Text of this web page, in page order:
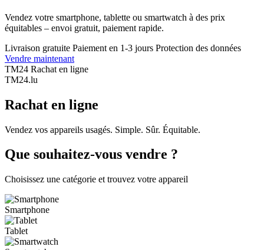
Vendez votre smartphone, tablette ou smartwatch à des prix
équitables – envoi gratuit, paiement rapide.
Livraison gratuite Paiement en 1-3 jours Protection des données
Vendre maintenant
TM24 Rachat en ligne
TM24.lu
Rachat en ligne
Vendez vos appareils usagés. Simple. Sûr. Équitable.
Que souhaitez-vous vendre ?
Choisissez une catégorie et trouvez votre appareil
Smartphone
Tablet